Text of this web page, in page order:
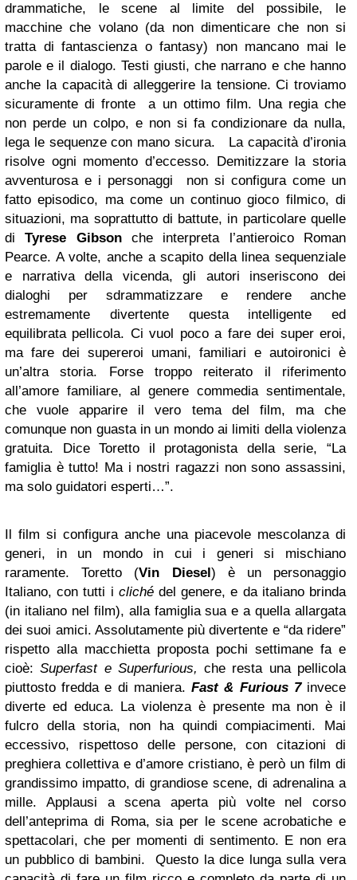
drammatiche, le scene al limite del possibile, le
macchine che volano (da non dimenticare che non si
tratta di fantascienza o fantasy) non mancano mai le
parole e il dialogo. Testi giusti, che narrano e che hanno
anche la capacità di alleggerire la tensione. Ci troviamo
sicuramente di fronte a un ottimo film. Una regia che
non perde un colpo, e non si fa condizionare da nulla,
lega le sequenze con mano sicura. La capacità d’ironia
risolve ogni momento d’eccesso. Demitizzare la storia
avventurosa e i personaggi non si configura come un
fatto episodico, ma come un continuo gioco filmico, di
situazioni, ma soprattutto di battute, in particolare quelle
diTyrese Gibsonche interpreta l’antieroico Roman
Pearce. A volte, anche a scapito della linea sequenziale
e narrativa della vicenda, gli autori inseriscono dei
dialoghi per sdrammatizzare e rendere anche
estremamente divertente questa intelligente ed
equilibrata pellicola. Ci vuol poco a fare dei super eroi,
ma fare dei supereroi umani, familiari e autoironici è
un’altra storia. Forse troppo reiterato il riferimento
all’amore familiare, al genere commedia sentimentale,
che vuole apparire il vero tema del film, ma che
comunque non guasta in un mondo ai limiti della violenza
gratuita. Dice Toretto il protagonista della serie, “La
famiglia è tutto! Ma i nostri ragazzi non sono assassini,
ma solo guidatori esperti…”.
Il film si configura anche una piacevole mescolanza di
generi, in un mondo in cui i generi si mischiano
raramente. Toretto (Vin Diesel) è un personaggio
Italiano, con tutti i clichédel genere, e da italiano brinda
(in italiano nel film), alla famiglia sua e a quella allargata
dei suoi amici. Assolutamente più divertente e “da ridere”
rispetto alla macchietta proposta pochi settimane fa e
cioè:Superfast e Superfurious,che resta una pellicola
piuttosto fredda e di maniera.Fast & Furious 7invece
diverte ed educa. La violenza è presente ma non è il
fulcro della storia, non ha quindi compiacimenti. Mai
eccessivo, rispettoso delle persone, con citazioni di
preghiera collettiva e d’amore cristiano, è però un film di
grandissimo impatto, di grandiose scene, di adrenalina a
mille. Applausi a scena aperta più volte nel corso
dell’anteprima di Roma, sia per le scene acrobatiche e
spettacolari, che per momenti di sentimento. E non era
un pubblico di bambini. Questo la dice lunga sulla vera